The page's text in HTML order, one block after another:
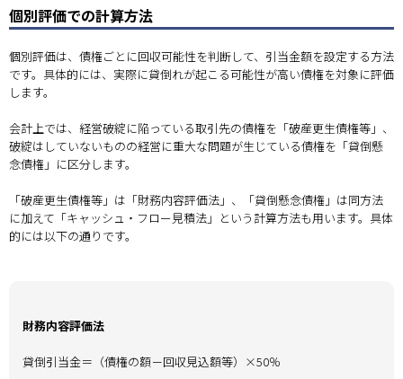
個別評価での計算方法
個別評価は、債権ごとに回収可能性を判断して、引当金額を設定する方法
です。具体的には、実際に貸倒れが起こる可能性が高い債権を対象に評価
します。
会計上では、経営破綻に陥っている取引先の債権を「破産更生債権等」、
破綻はしていないものの経営に重大な問題が生じている債権を「貸倒懸
念債権」に区分します。
「破産更生債権等」は「財務内容評価法」、「貸倒懸念債権」は同方法
に加えて「キャッシュ・フロー見積法」という計算方法も用います。具体
的には以下の通りです。
財務内容評価法
貸倒引当金＝（債権の額－回収見込額等）×50％